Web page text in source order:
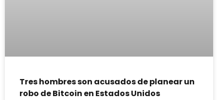
Tres hombres son acusados de planear un
robo de Bitcoin en Estados Unidos